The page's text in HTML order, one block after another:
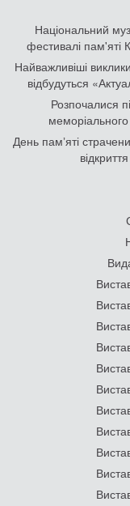
Національний
фестивалі пам'яті
Найважливіші
відбудуться
Розпочалися
День памʼяті